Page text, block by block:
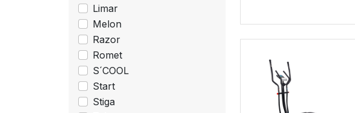
Limar
Melon
Razor
Romet
S´COOL
Start
Stiga